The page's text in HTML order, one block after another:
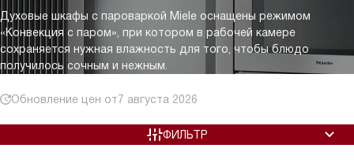
Духовые шкафы с пароваркой Miele оснащены режимом
«Конвекция с паром», при котором в рабочей камере
сохраняется нужная влажность для того, чтобы блюдо
получилось сочным и нежным.
Обновление цен от7 августа 2026
ФИЛЬТР